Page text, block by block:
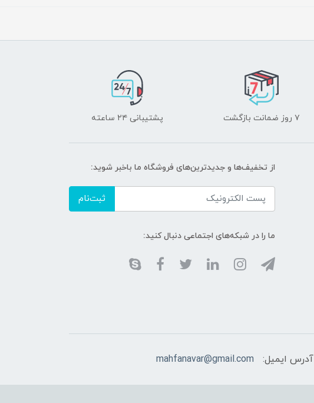
۷ روز ضمانت بازگشت پشتیبانی ۲۴ ساعته
از تخفیف‌ها و جدیدترین‌های فروشگاه ما باخبر شوید:
ثبت‌نام
ما را در شبکه‌های اجتماعی دنبال کنید:
آدرس ایمیل: mahfanavar@gmail.com